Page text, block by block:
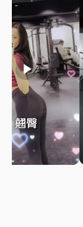
play_arrow